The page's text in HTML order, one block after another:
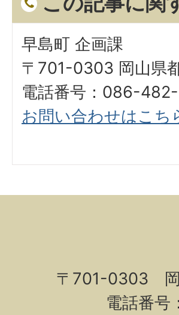
早島町 企画課
〒701-0303 岡山県
電話番号：086-
お問い合わせはこち
〒701-0303 岡
電話番